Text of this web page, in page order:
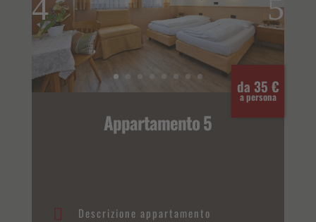
da 35 €
a persona
Appartamento 5
Descrizione appartamento